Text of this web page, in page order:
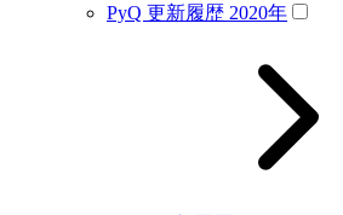
PyQ 更新履歴 2020年